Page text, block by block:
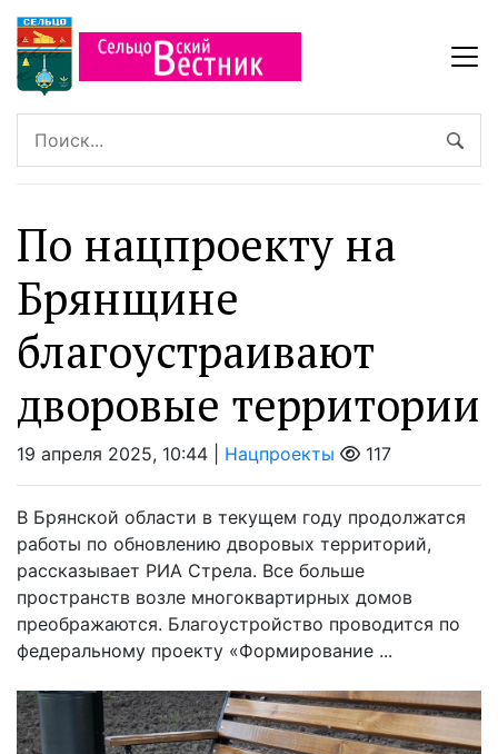
По нацпроекту на
Брянщине
благоустраивают
дворовые территории
19 апреля 2025, 10:44 | Нацпроекты 117
В Брянской области в текущем году продолжатся
работы по обновлению дворовых территорий,
рассказывает РИА Стрела. Все больше
пространств возле многоквартирных домов
преображаются. Благоустройство проводится по
федеральному проекту «Формирование ...